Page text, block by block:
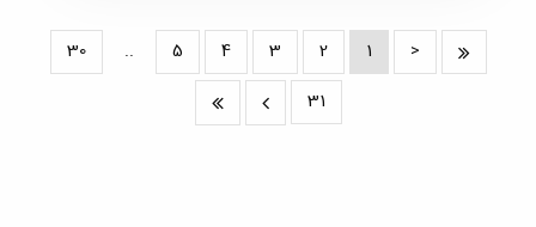
<
1
2
3
4
5
..
30
31